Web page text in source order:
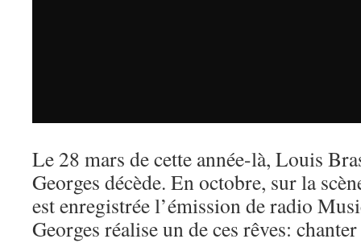
Le 28 mars de cette année-là, Louis
Georges décède. En octobre, sur la
est enregistrée l’émission de radio
Georges réalise un de ces rêves: